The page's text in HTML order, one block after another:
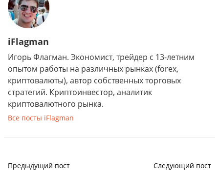
iFlagman
Игорь Флагман. Экономист, трейдер с 13-летним
опытом работы на различных рынках (forex,
криптовалюты), автор собственных торговых
стратегий. Криптоинвестор, аналитик
криптовалютного рынка.
Все посты iFlagman
Предыдущий пост Следующий пост